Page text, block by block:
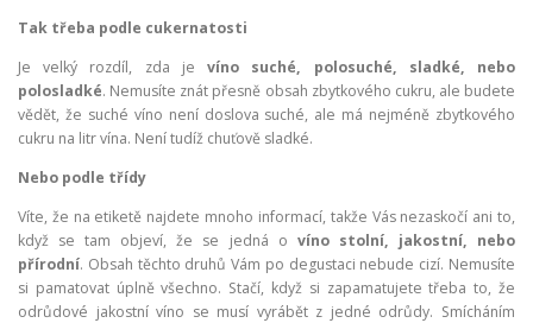
Tak třeba podle cukernatosti
Je velký rozdíl, zda jevíno suché, polosuché, sladké, nebo
polosladké. Nemusíte znát přesně obsah zbytkového cukru, ale budete
vědět, že suché víno není doslova suché, ale má nejméně zbytkového
cukru na litr vína. Není tudíž chuťově sladké.
Nebo podle třídy
Víte, že na etiketě najdete mnoho informací, takže Vás nezaskočí ani to,
když se tam objeví, že se jedná o víno stolní, jakostní, nebo
přírodní. Obsah těchto druhů Vám po degustaci nebude cizí. Nemusíte
si pamatovat úplně všechno. Stačí, když si zapamatujete třeba to, že
odrůdové jakostní víno se musí vyrábět z jedné odrůdy. Smícháním